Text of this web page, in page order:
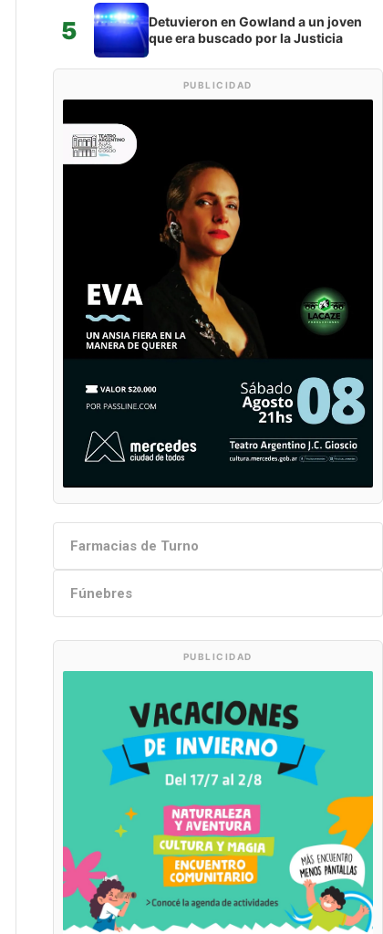
5
Detuvieron en Gowland a un joven
que era buscado por la Justicia
PUBLICIDAD
Farmacias de Turno
Fúnebres
PUBLICIDAD